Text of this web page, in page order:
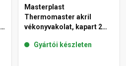
Masterplast
Thermomaster akril
vékonyvakolat, kapart 2
Gyártói készleten